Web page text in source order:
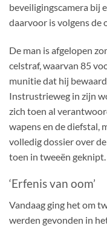
beveiligingscamera bij
daarvoor is volgens de
De man is afgelopen
celstraf, waarvan 85
munitie dat hij
Instrustrieweg in zijn
zich toen al
wapens en de diefstal,
volledig dossier over
toen in tweeën geknipt.
‘Erfenis van oom’
Vandaag ging het om
werden gevonden in